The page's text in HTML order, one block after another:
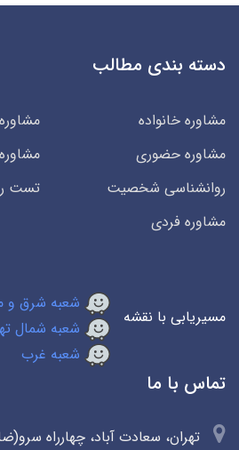
دسته بندی مطالب
مشاوره خانواده
مشاوره حضوری
روانشناسی شخصیت
تست
مشاوره فردی
مسیریابی با نقشه
شعبه شرق و
شعبه شمال
شعبه غرب
تماس با ما
تهران، سعادت آباد، چهارراه